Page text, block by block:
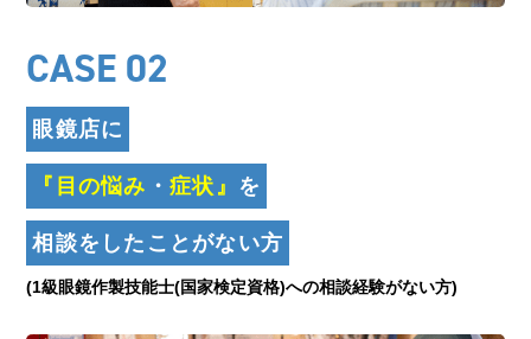
CASE 02
眼鏡店に
『目の悩み ・ 症状』 を
相談をしたことがない方
(1級眼鏡作製技能士(国家検定資格)への相談経験がない方)